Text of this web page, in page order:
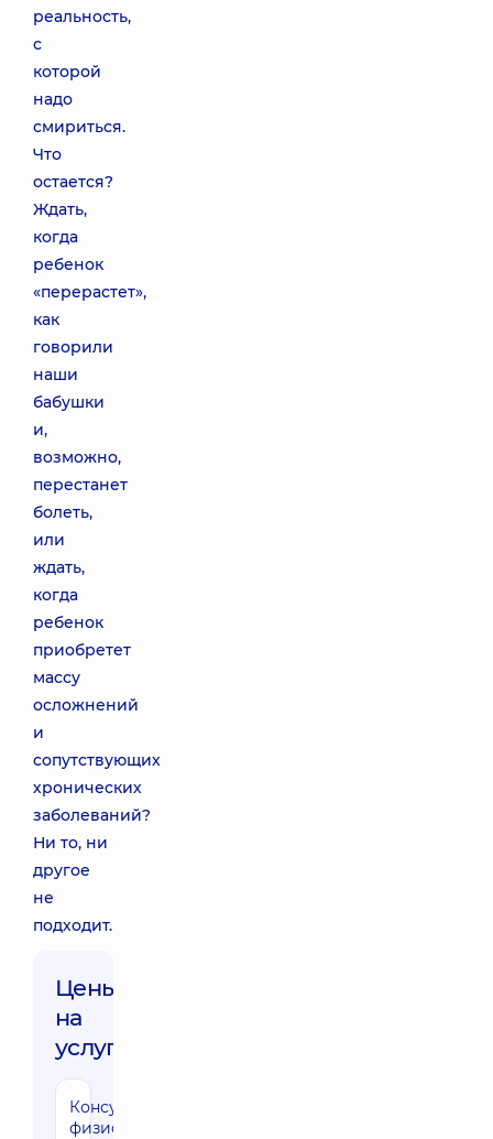
реальность,
с
которой
надо
смириться.
Что
остается?
Ждать,
когда
ребенок
«перерастет»,
как
говорили
наши
бабушки
и,
возможно,
перестанет
болеть,
или
ждать,
когда
ребенок
приобретет
массу
осложнений
и
сопутствующих
хронических
заболеваний?
Ни то, ни
другое
не
подходит.
Цены
на
услуги:
Консультация
физиотерапевта